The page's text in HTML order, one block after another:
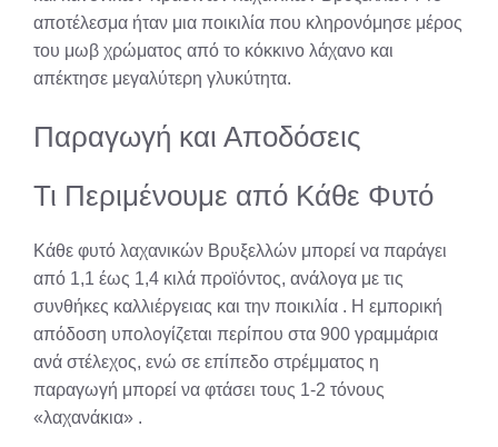
αποτέλεσμα ήταν μια ποικιλία που κληρονόμησε μέρος
του μωβ χρώματος από το κόκκινο λάχανο και
απέκτησε μεγαλύτερη γλυκύτητα.
Παραγωγή και Αποδόσεις
Τι Περιμένουμε από Κάθε Φυτό
Κάθε φυτό λαχανικών Βρυξελλών μπορεί να παράγει
από 1,1 έως 1,4 κιλά προϊόντος, ανάλογα με τις
συνθήκες καλλιέργειας και την ποικιλία . Η εμπορική
απόδοση υπολογίζεται περίπου στα 900 γραμμάρια
ανά στέλεχος, ενώ σε επίπεδο στρέμματος η
παραγωγή μπορεί να φτάσει τους 1-2 τόνους
«λαχανάκια» .